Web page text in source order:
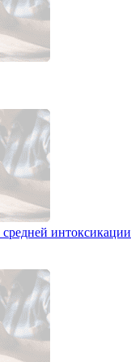
интоксикации